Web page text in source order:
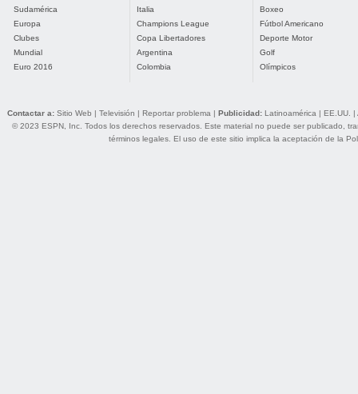
Sudamérica
Europa
Clubes
Mundial
Euro 2016
Italia
Champions League
Copa Libertadores
Argentina
Colombia
Boxeo
Fútbol Americano
Deporte Motor
Golf
Olímpicos
Contactar a: Sitio Web | Televisión | Reportar problema | Publicidad: Latinoamérica | EE.UU. |
© 2023 ESPN, Inc. Todos los derechos reservados. Este material no puede ser publicado,
términos legales. El uso de este sitio implica la aceptación de la